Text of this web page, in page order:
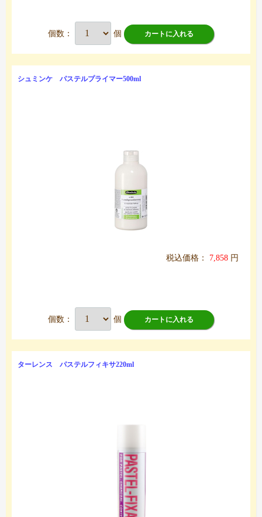
個数： 個 カートに入れる
シュミンケ パステルプライマー500ml
税込価格： 7,858 円
個数： 個 カートに入れる
ターレンス パステルフィキサ220ml